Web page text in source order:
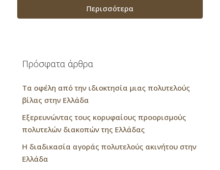
Περισσότερα
Πρόσφατα άρθρα
Τα οφέλη από την ιδιοκτησία μιας πολυτελούς
βίλας στην Ελλάδα
Εξερευνώντας τους κορυφαίους προορισμούς
πολυτελών διακοπών της Ελλάδας
Η διαδικασία αγοράς πολυτελούς ακινήτου στην
Ελλάδα